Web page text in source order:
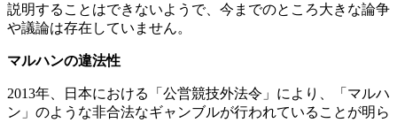
説明することはできないようで、今までのところ大きな論争
や議論は存在していません。
マルハンの違法性
2013年、日本における「公営競技外法令」により、「マルハ
ン」のような非合法なギャンブルが行われていることが明ら